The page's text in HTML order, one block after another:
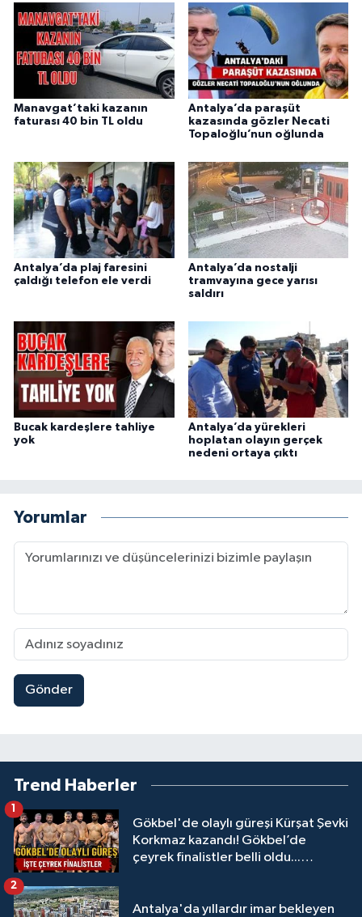
Manavgat’taki kazanın
faturası 40 bin TL oldu
Antalya’da paraşüt
kazasında gözler Necati
Topaloğlu’nun oğlunda
Antalya’da plaj faresini
çaldığı telefon ele verdi
Antalya’da nostalji
tramvayına gece yarısı
saldırı
Bucak kardeşlere tahliye
yok
Antalya’da yürekleri
hoplatan olayın gerçek
nedeni ortaya çıktı
Yorumlar
Gönder
Trend Haberler
Gökbel'de olaylı güreşi Kürşat Şevki
Korkmaz kazandı! Gökbel’de
çeyrek finalistler belli oldu...
1
Antalya'da yıllardır imar bekleyen
2